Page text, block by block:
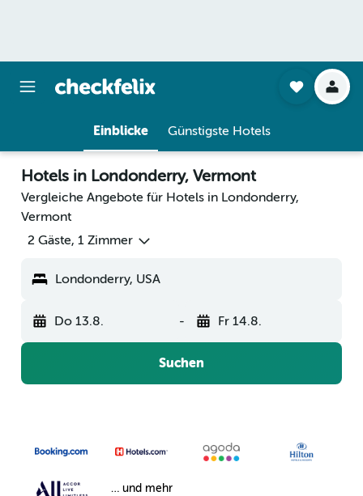
Einblicke Günstigste Hotels
Hotels in Londonderry, Vermont
Vergleiche Angebote für Hotels in Londonderry,
Vermont
2 Gäste, 1 Zimmer
Londonderry, USA
Do 13.8. - Fr 14.8.
Suchen
… und mehr